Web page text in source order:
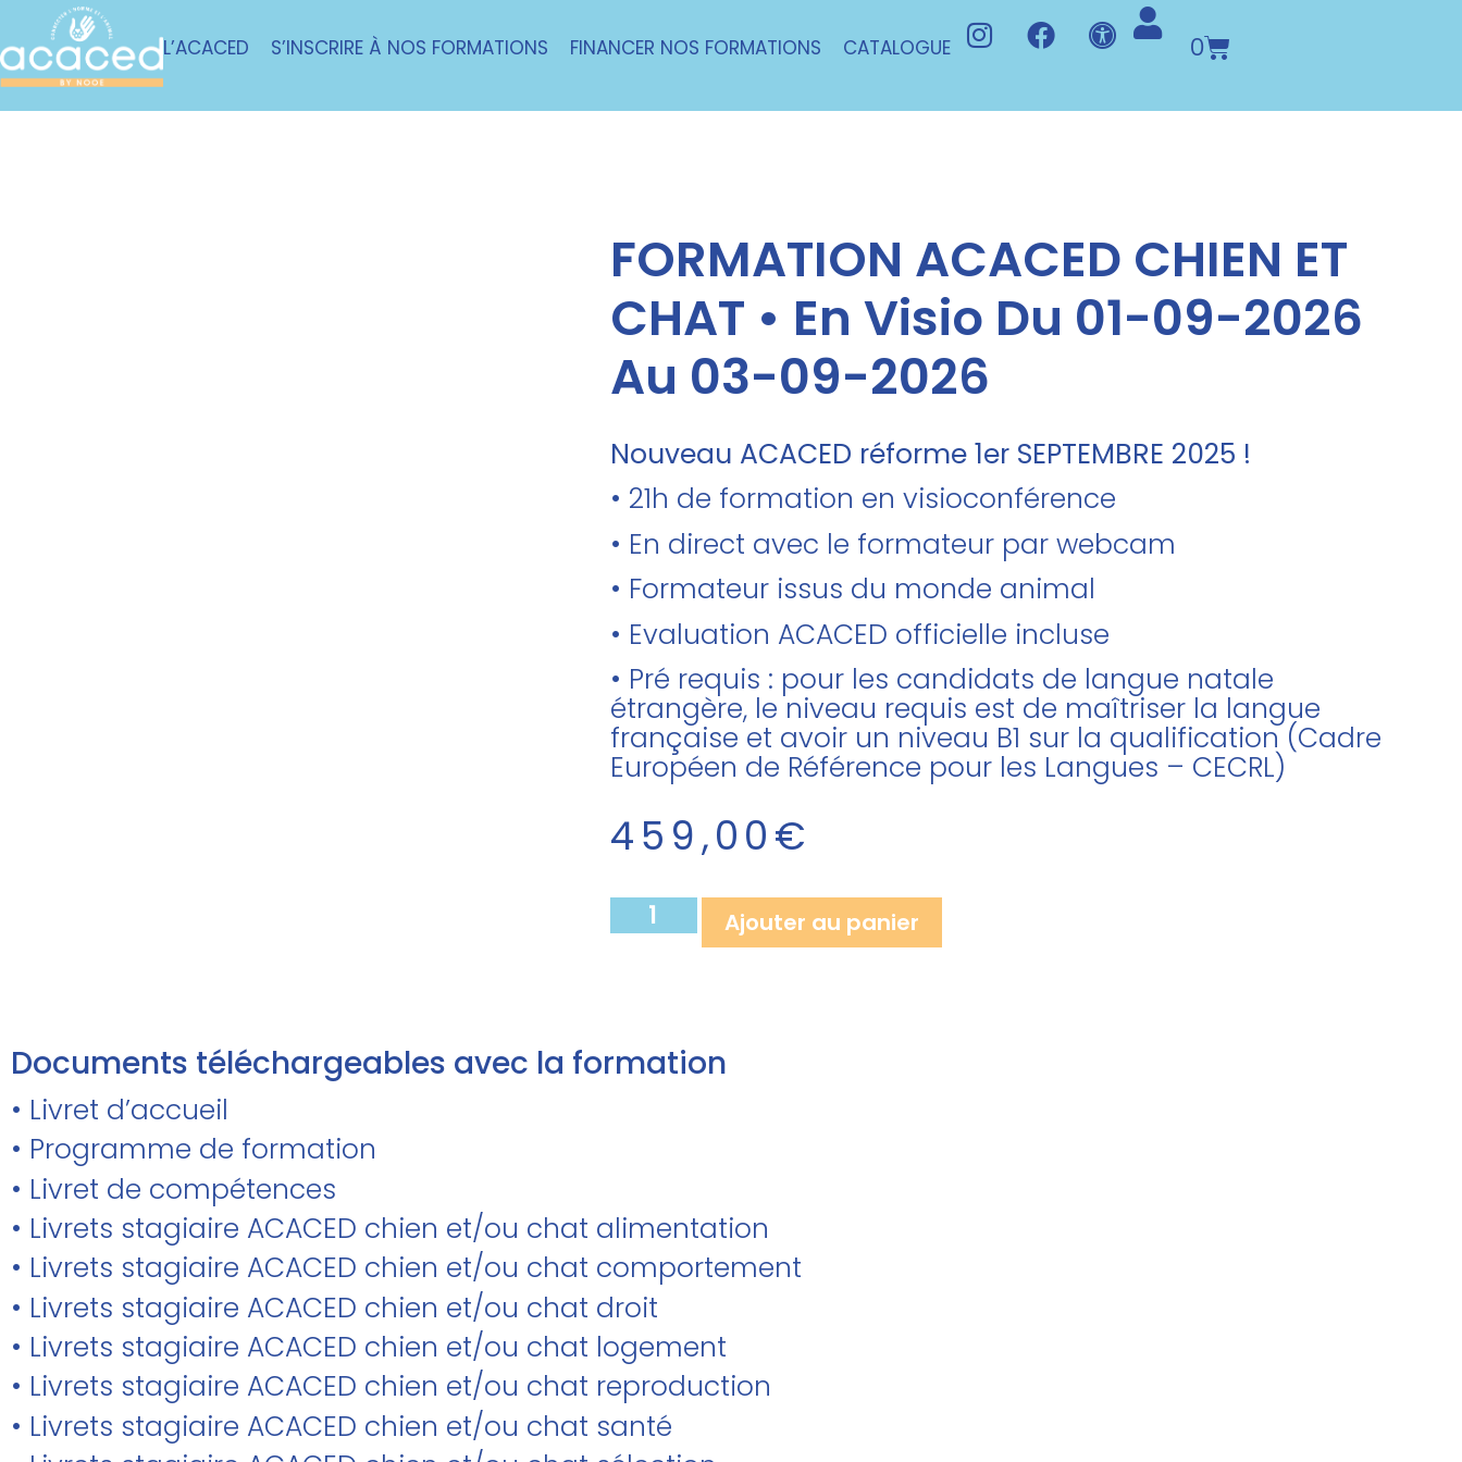
L’ACACED S’INSCRIRE À NOS FORMATIONS FINANCER NOS FORMATIONS CATALOGUE 0
FORMATION ACACED CHIEN ET
CHAT • En Visio Du 01-09-2026
Au 03-09-2026
Nouveau ACACED réforme 1er SEPTEMBRE 2025 !
• 21h de formation en visioconférence
• En direct avec le formateur par webcam
• Formateur issus du monde animal
• Evaluation ACACED officielle incluse
• Pré requis : pour les candidats de langue natale
étrangère, le niveau requis est de maîtriser la langue
française et avoir un niveau B1 sur la qualification (Cadre
Européen de Référence pour les Langues – CECRL)
459,00€
Ajouter au panier
Documents téléchargeables avec la formation
• Livret d’accueil
• Programme de formation
• Livret de compétences
• Livrets stagiaire ACACED chien et/ou chat alimentation
• Livrets stagiaire ACACED chien et/ou chat comportement
• Livrets stagiaire ACACED chien et/ou chat droit
• Livrets stagiaire ACACED chien et/ou chat logement
• Livrets stagiaire ACACED chien et/ou chat reproduction
• Livrets stagiaire ACACED chien et/ou chat santé